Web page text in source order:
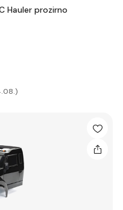
Hauler prozirno